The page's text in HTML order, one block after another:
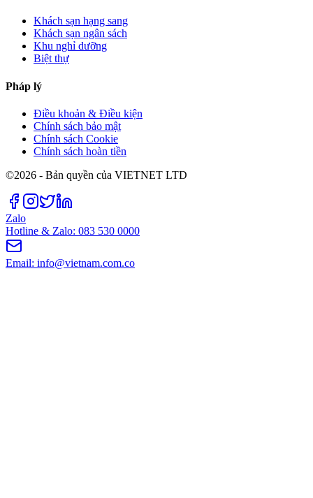
Khách sạn hạng sang
Khách sạn ngân sách
Khu nghỉ dưỡng
Biệt thự
Pháp lý
Điều khoản & Điều kiện
Chính sách bảo mật
Chính sách Cookie
Chính sách hoàn tiền
©2026 - Bản quyền của VIETNET LTD
Zalo
Hotline & Zalo: 083 530 0000
Email: info@vietnam.com.co